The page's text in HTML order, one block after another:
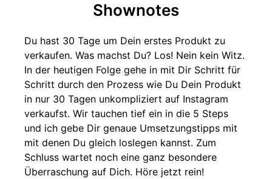
Shownotes
Du hast 30 Tage um Dein erstes Produkt zu
verkaufen. Was machst Du? Los! Nein kein Witz.
In der heutigen Folge gehe in mit Dir Schritt für
Schritt durch den Prozess wie Du Dein Produkt
in nur 30 Tagen unkompliziert auf Instagram
verkaufst. Wir tauchen tief ein in die 5 Steps
und ich gebe Dir genaue Umsetzungstipps mit
mit denen Du gleich loslegen kannst. Zum
Schluss wartet noch eine ganz besondere
Überraschung auf Dich. Höre jetzt rein!